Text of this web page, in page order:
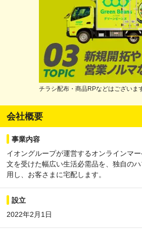
チラシ配布・商品RPなどはございま
会社概要
事業内容
イオングループが運営するオンラインマ
文を受けた幅広い生活必需品を、独自の
用し、お客さまに宅配します。
設立
2022年2月1日